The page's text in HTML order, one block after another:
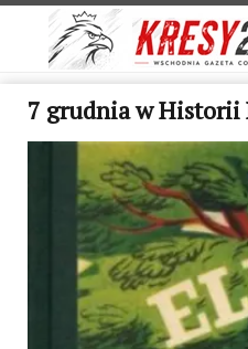
7 grudnia w Historii